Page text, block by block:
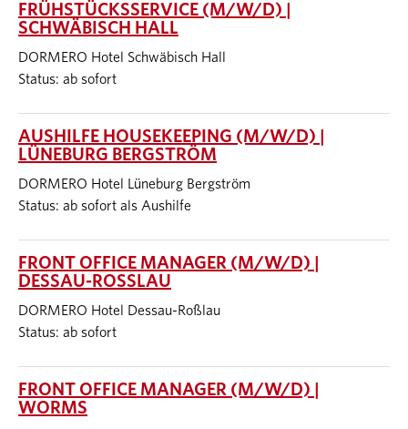
FRÜHSTÜCKSSERVICE (M/W/D) |
SCHWÄBISCH HALL
DORMERO Hotel Schwäbisch Hall
Status: ab sofort
AUSHILFE HOUSEKEEPING (M/W/D) |
LÜNEBURG BERGSTRÖM
DORMERO Hotel Lüneburg Bergström
Status: ab sofort als Aushilfe
FRONT OFFICE MANAGER (M/W/D) |
DESSAU-ROSSLAU
DORMERO Hotel Dessau-Roßlau
Status: ab sofort
FRONT OFFICE MANAGER (M/W/D) |
WORMS